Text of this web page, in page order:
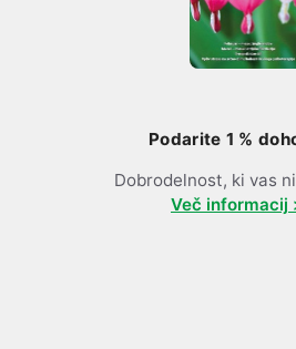
Podarite 1 %
Dobrodelnost, ki vas
Več informacij